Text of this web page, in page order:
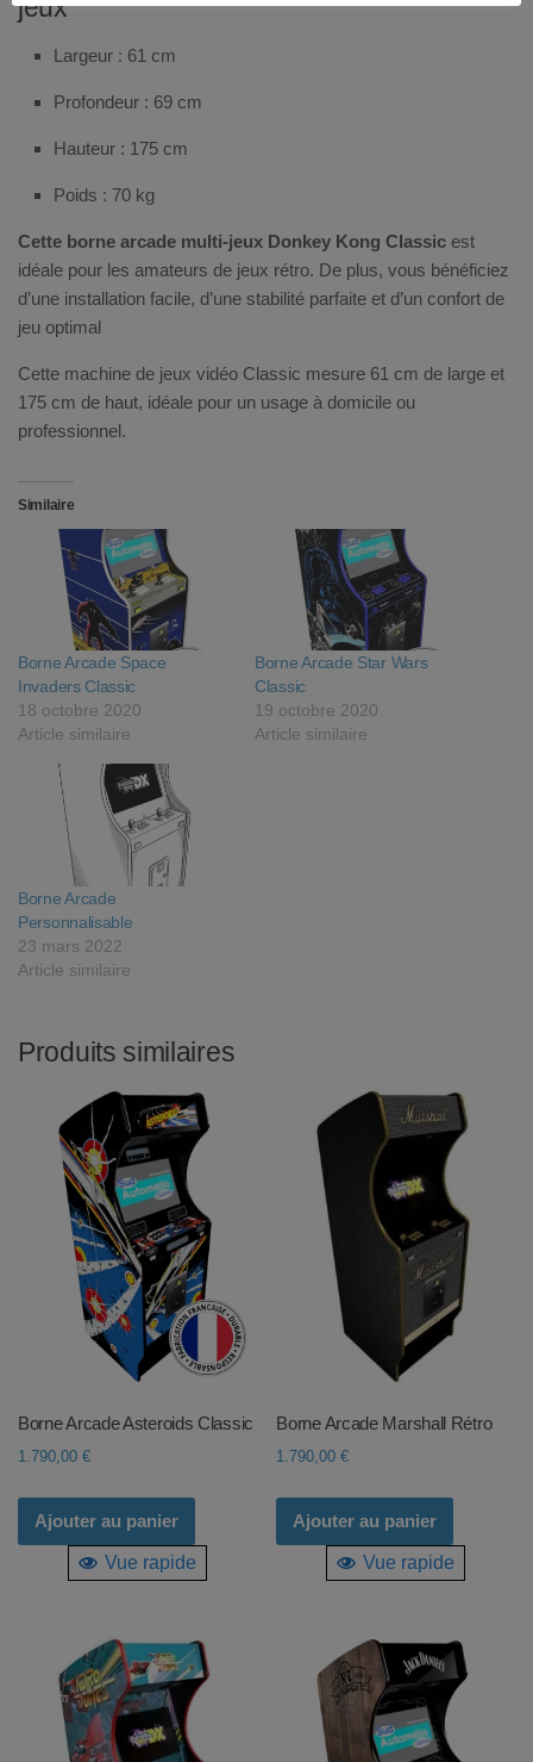
jeux
Largeur : 61 cm
Profondeur : 69 cm
Hauteur : 175 cm
Poids : 70 kg
Cette borne arcade multi-jeux Donkey Kong Classic est
idéale pour les amateurs de jeux rétro. De plus, vous bénéficiez
d’une installation facile, d’une stabilité parfaite et d’un confort de
jeu optimal
Cette machine de jeux vidéo Classic mesure 61 cm de large et
175 cm de haut, idéale pour un usage à domicile ou
professionnel.
Similaire
Borne Arcade Space
Invaders Classic
18 octobre 2020
Article similaire
Borne Arcade Star Wars
Classic
19 octobre 2020
Article similaire
Borne Arcade
Personnalisable
23 mars 2022
Article similaire
Produits similaires
Borne Arcade Asteroids Classic
1.790,00 €
Ajouter au panier
Vue rapide
Borne Arcade Marshall Rétro
1.790,00€
Ajouter au panier
Vue rapide